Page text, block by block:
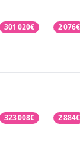
301 020€ 2 076€
323 008€ 2 884€